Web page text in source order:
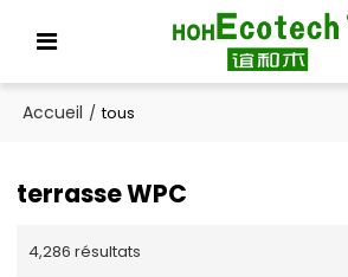
Accueil / tous
terrasse WPC
4,286 résultats